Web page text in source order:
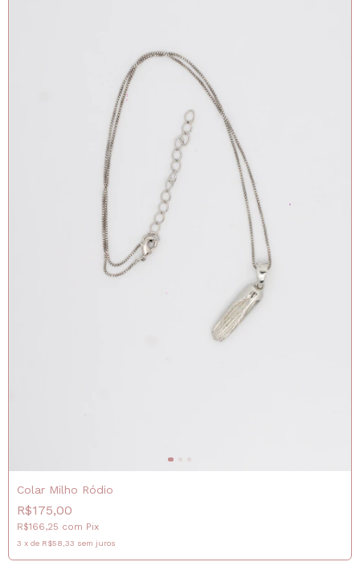
Colar Milho Ródio
R$175,00
R$166,25 com Pix
3 x de R$58,33 sem juros